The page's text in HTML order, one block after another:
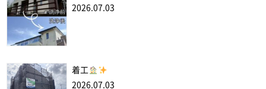
2026.07.03
着工
2026.07.03